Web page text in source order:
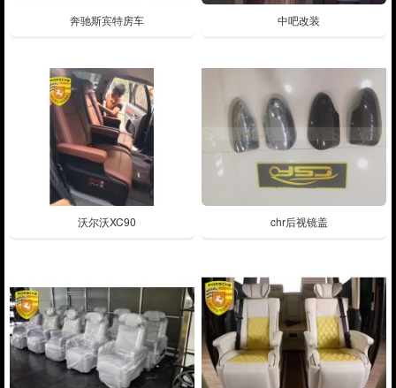
奔驰斯宾特房车 中吧改装
沃尔沃XC90 chr后视镜盖